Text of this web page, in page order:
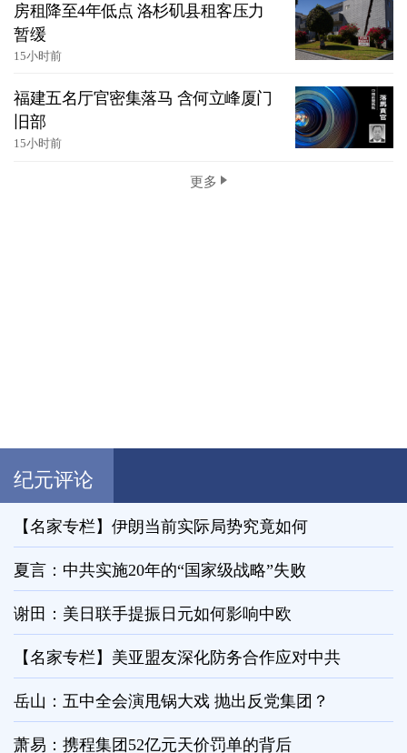
房租降至4年低点 洛杉矶县租客压力
暂缓
15小时前
福建五名厅官密集落马 含何立峰厦门
旧部
15小时前
更多
纪元评论
【名家专栏】伊朗当前实际局势究竟如何
夏言：中共实施20年的“国家级战略”失败
谢田：美日联手提振日元如何影响中欧
【名家专栏】美亚盟友深化防务合作应对中共
岳山：五中全会演甩锅大戏 抛出反党集团？
萧易：携程集团52亿元天价罚单的背后